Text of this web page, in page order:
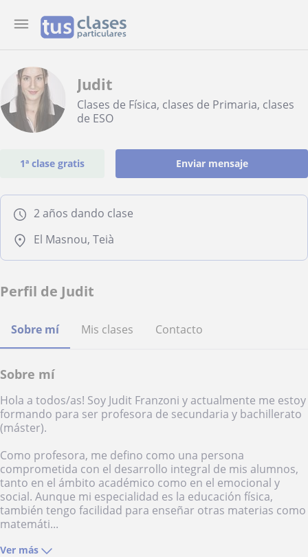
Judit
Clases de Física, clases de Primaria, clases
de ESO
1ª clase gratis Enviar mensaje
2 años dando clase
El Masnou, Teià
Perfil de Judit
Sobre mí Mis clases Contacto
Sobre mí
Hola a todos/as! Soy Judit Franzoni y actualmente me estoy
formando para ser profesora de secundaria y bachillerato
(máster).
Como profesora, me defino como una persona
comprometida con el desarrollo integral de mis alumnos,
tanto en el ámbito académico como en el emocional y
social. Aunque mi especialidad es la educación física,
también tengo facilidad para enseñar otras materias como
matemáti...
Ver más